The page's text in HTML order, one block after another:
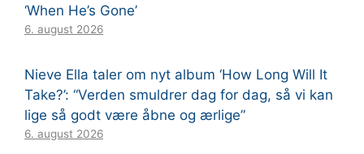
‘When He’s Gone’
6. august 2026
Nieve Ella taler om nyt album ‘How Long Will It
Take?’: “Verden smuldrer dag for dag, så vi kan
lige så godt være åbne og ærlige”
6. august 2026